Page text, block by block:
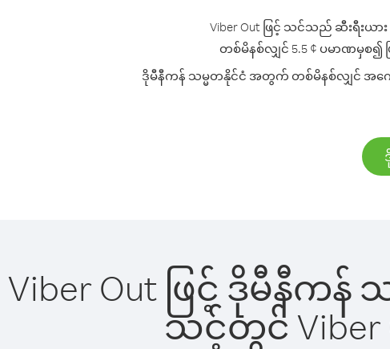
Viber Out ဖြင့် သင်သည် ဆီးရီးယ
တစ်မိနစ်လျှင် 5.5 ¢ ပမာဏမှစ၍
ဒိုမီနီကန် သမ္မတနိုင်ငံ အတွက် တစ်မိနစ်လျှင် အကေ
Viber Out ဖြင့် ဒိုမီနီက
သင့်တွင် Viber